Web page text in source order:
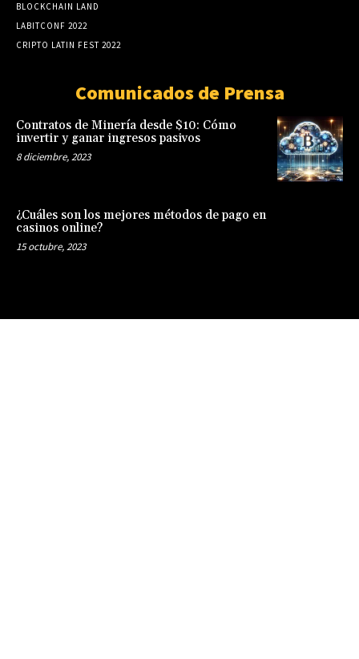
BLOCKCHAIN LAND
LABITCONF 2022
CRIPTO LATIN FEST 2022
Comunicados de Prensa
Contratos de Minería desde $10: Cómo
invertir y ganar ingresos pasivos
8 diciembre, 2023
¿Cuáles son los mejores métodos de pago en
casinos online?
15 octubre, 2023